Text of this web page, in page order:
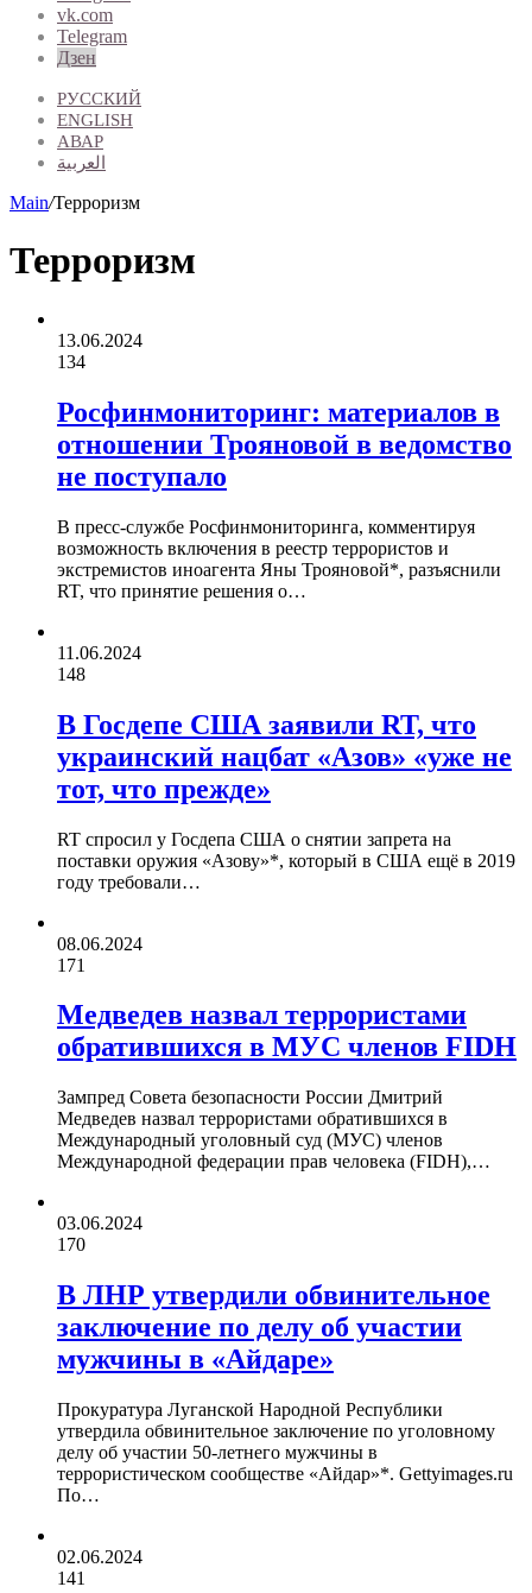
vk.com
Telegram
Дзен
РУССКИЙ
ENGLISH
АВАР
العربية
Main/Терроризм
Терроризм
13.06.2024
134
Росфинмониторинг: материалов в
отношении Трояновой в ведомство
не поступало
В пресс-службе Росфинмониторинга, комментируя
возможность включения в реестр террористов и
экстремистов иноагента Яны Трояновой*, разъяснили
RT, что принятие решения о…
11.06.2024
148
В Госдепе США заявили RT, что
украинский нацбат «Азов» «уже не
тот, что прежде»
RT спросил у Госдепа США о снятии запрета на
поставки оружия «Азову»*, который в США ещё в 2019
году требовали…
08.06.2024
171
Медведев назвал террористами
обратившихся в МУС членов FIDH
Зампред Совета безопасности России Дмитрий
Медведев назвал террористами обратившихся в
Международный уголовный суд (МУС) членов
Международной федерации прав человека (FIDH),…
03.06.2024
170
В ЛНР утвердили обвинительное
заключение по делу об участии
мужчины в «Айдаре»
Прокуратура Луганской Народной Республики
утвердила обвинительное заключение по уголовному
делу об участии 50-летнего мужчины в
террористическом сообществе «Айдар»*. Gettyimages.ru
По…
02.06.2024
141